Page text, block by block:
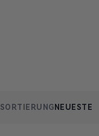
SORTIERUNG NEUESTE